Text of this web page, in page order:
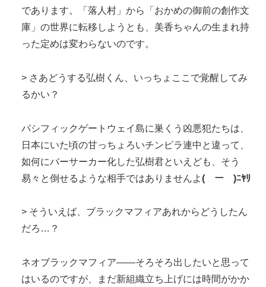
であります。「落人村」から「おかめの御前の創作文
庫」の世界に転移しようとも、美香ちゃんの生まれ持
った定めは変わらないのです。
> さあどうする弘樹くん、いっちょここで覚醒してみ
るかい？
パシフィックゲートウェイ島に巣くう凶悪犯たちは、
日本にいた頃の甘っちょろいチンピラ連中と違って、
如何にバーサーカー化した弘樹君といえども、そう
易々と倒せるような相手ではありませんよ(￣ー￣)ﾆﾔﾘ
> そういえば、ブラックマフィアあれからどうしたん
だろ…？
ネオブラックマフィア—―そろそろ出したいと思って
はいるのですが、まだ新組織立ち上げには時間がかか